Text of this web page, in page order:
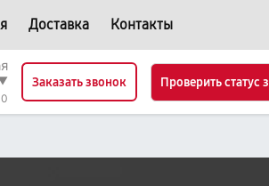
Доставка Контакты
Заказать звонок Проверить статус